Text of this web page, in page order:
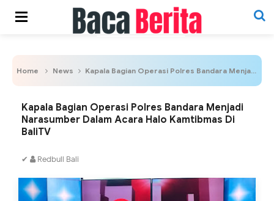
Home News Kapala Bagian Operasi Polres Bandara Menjadi Narasumber Dalam Acara Halo Kamtibmas Di BaliTV
Kapala Bagian Operasi Polres Bandara Menjadi
Narasumber Dalam Acara Halo Kamtibmas Di
BaliTV
✔ Redbull Bali